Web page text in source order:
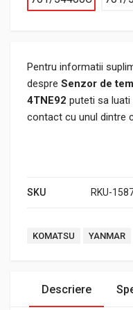
Pentru informatii
despre Senzor de
4TNE92 puteti sa luati
contact cu unul dintre
SKU RKU-
Tags:
KOMATSU YANMAR
Descriere